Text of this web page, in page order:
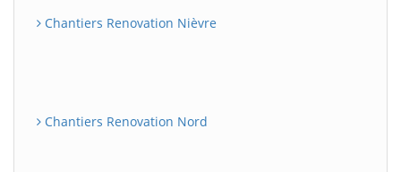
Chantiers Renovation Nièvre
Chantiers Renovation Nord